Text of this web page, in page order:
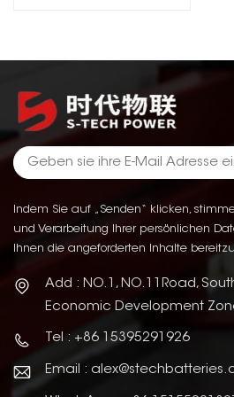
Indem Sie auf „Senden“ klicken,
und Verarbeitung Ihrer persönlichen
Ihnen die angeforderten Inhalte
Add : NO.1, NO.11Road,
Economic Development
Tel : +86 15395291926
Email :